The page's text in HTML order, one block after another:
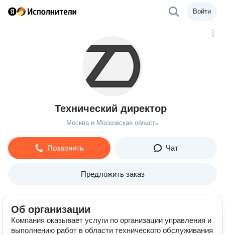
Войти
Технический директор
Москва и Московская область
Позвонить Чат
Предложить заказ
Об организации
Компания оказывает услуги по организации управления и
выполнению работ в области технического обслуживания